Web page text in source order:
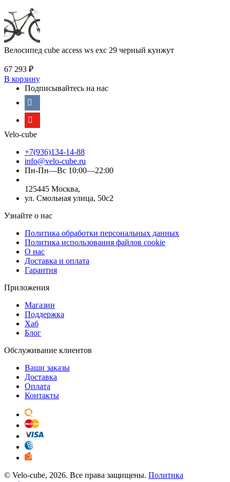
Велосипед cube access ws exc 29 черный кунжут
67 293 ₽
В корзину
Подписывайтесь на нас
Velo-cube
+7(936)134-14-88
info@velo-cube.ru
Пн-Пн—Вс 10:00—22:00
125445 Москва,
ул. Смольная улица, 50с2
Узнайте о нас
Политика обработки персональных данных
Политика использования файлов cookie
О нас
Доставка и оплата
Гарантия
Приложения
Магазин
Поддержка
Хаб
Блог
Обслуживание клиентов
Ваши заказы
Доставка
Оплата
Контакты
© Velo-cube, 2026. Все права защищены. Политика